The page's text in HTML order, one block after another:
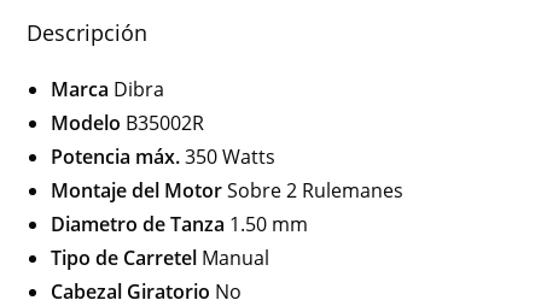
Descripción
Marca Dibra
Modelo B35002R
Potencia máx.350 Watts
Montaje del MotorSobre 2 Rulemanes
Diametro de Tanza 1.50 mm
Tipo de Carretel Manual
Cabezal Giratorio No